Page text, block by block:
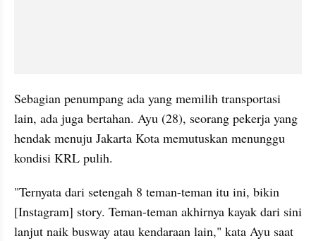
Sebagian penumpang ada yang memilih transportasi
lain, ada juga bertahan. Ayu (28), seorang pekerja yang
hendak menuju Jakarta Kota memutuskan menunggu
kondisi KRL pulih.
"Ternyata dari setengah 8 teman-teman itu ini, bikin
[Instagram] story. Teman-teman akhirnya kayak dari sini
lanjut naik busway atau kendaraan lain," kata Ayu saat